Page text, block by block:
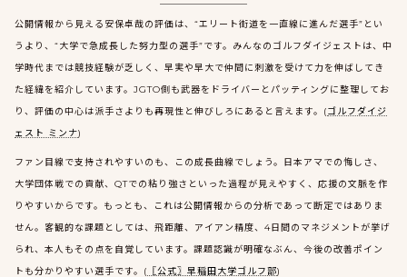
公開情報から見える安保卓哉の評価は、“エリート街道を一直線に進んだ選手”とい
うより、“大学で急成長した努力型の選手”です。みんなのゴルフダイジェストは、中
学時代までは競技経験が乏しく、早実や早大で仲間に刺激を受けて力を伸ばしてき
た経緯を紹介しています。JGTO側も武器をドライバーとパッティングに整理してお
り、評価の中心は派手さよりも再現性と伸びしろにあると言えます。(ゴルフダイジ
ェスト ミンナ)
ファン目線で支持されやすいのも、この成長曲線でしょう。日本アマでの悔しさ、
大学団体戦での貢献、QTでの粘り強さといった過程が見えやすく、応援の文脈を作
りやすいからです。もっとも、これは公開情報からの分析であって断定ではありま
せん。客観的な課題としては、飛距離、アイアン精度、4日間のマネジメントが挙げ
られ、本人もその点を自覚しています。課題認識が明確なぶん、今後の改善ポイン
トも分かりやすい選手です。( 〖公式〗早稲田大学ゴルフ部)